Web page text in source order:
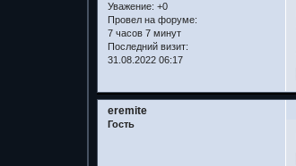
Уважение: +0
Провел на форуме:
7 часов 7 минут
Последний визит:
31.08.2022 06:17
eremite
Гость